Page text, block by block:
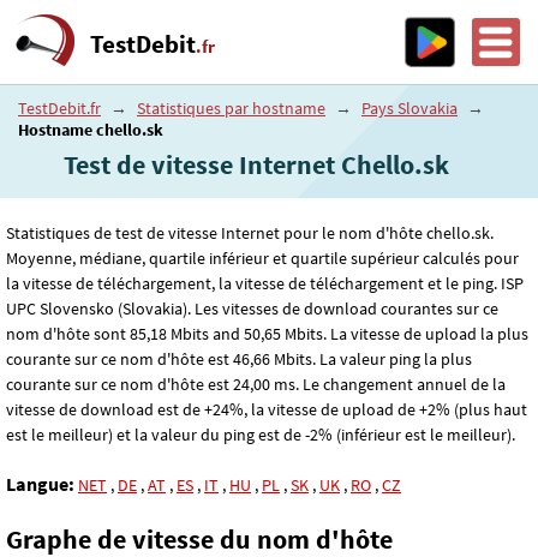
TestDebit.fr
TestDebit.fr → Statistiques par hostname → Pays Slovakia →
Hostname chello.sk
Test de vitesse Internet Chello.sk
Statistiques de test de vitesse Internet pour le nom d'hôte chello.sk.
Moyenne, médiane, quartile inférieur et quartile supérieur calculés pour
la vitesse de téléchargement, la vitesse de téléchargement et le ping. ISP
UPC Slovensko (Slovakia). Les vitesses de download courantes sur ce
nom d'hôte sont 85,18 Mbits and 50,65 Mbits. La vitesse de upload la plus
courante sur ce nom d'hôte est 46,66 Mbits. La valeur ping la plus
courante sur ce nom d'hôte est 24,00 ms. Le changement annuel de la
vitesse de download est de +24%, la vitesse de upload de +2% (plus haut
est le meilleur) et la valeur du ping est de -2% (inférieur est le meilleur).
Langue: NET , DE ,AT , ES , IT , HU , PL ,SK , UK , RO ,CZ
Graphe de vitesse du nom d'hôte